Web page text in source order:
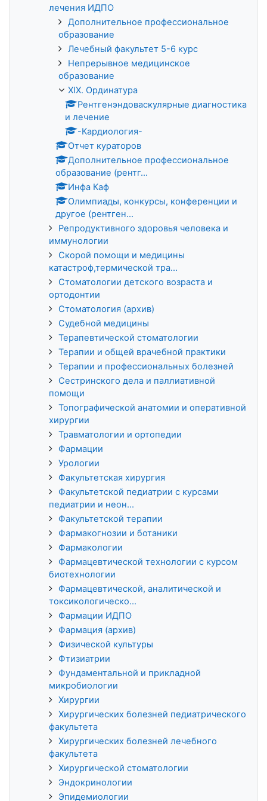
лечения ИДПО
Дополнительное профессиональное
образование
Лечебный факультет 5-6 курс
Непрерывное медицинское
образование
XIX. Ординатура
Рентгенэндоваскулярные диагностика
и лечение
-Кардиология-
Отчет кураторов
Дополнительное профессиональное
образование (рентг...
Инфа Каф
Олимпиады, конкурсы, конференции и
другое (рентген...
Репродуктивного здоровья человека и
иммунологии
Скорой помощи и медицины
катастроф,термической тра...
Стоматологии детского возраста и
ортодонтии
Стоматология (архив)
Судебной медицины
Терапевтической стоматологии
Терапии и общей врачебной практики
Терапии и профессиональных болезней
Сестринского дела и паллиативной
помощи
Топографической анатомии и оперативной
хирургии
Травматологии и ортопедии
Фармации
Урологии
Факультетская хирургия
Факультетской педиатрии с курсами
педиатрии и неон...
Факультетской терапии
Фармакогнозии и ботаники
Фармакологии
Фармацевтической технологии с курсом
биотехнологии
Фармацевтической, аналитической и
токсикологическо...
Фармации ИДПО
Фармация (архив)
Физической культуры
Фтизиатрии
Фундаментальной и прикладной
микробиологии
Хирургии
Хирургических болезней педиатрического
факультета
Хирургических болезней лечебного
факультета
Хирургической стоматологии
Эндокринологии
Эпидемиологии